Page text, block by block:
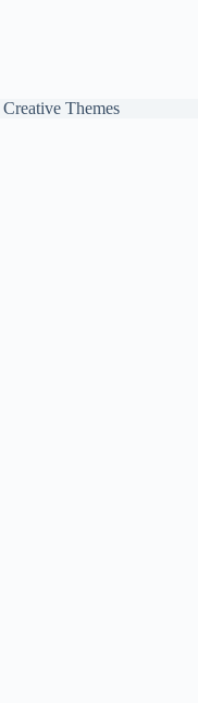
Creative Themes